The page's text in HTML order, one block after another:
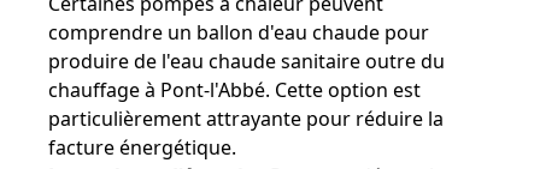
comprendre un ballon d'eau chaude pour
produire de l'eau chaude sanitaire outre du
chauffage à Pont-l'Abbé. Cette option est
particulièrement attrayante pour réduire la
facture énergétique.